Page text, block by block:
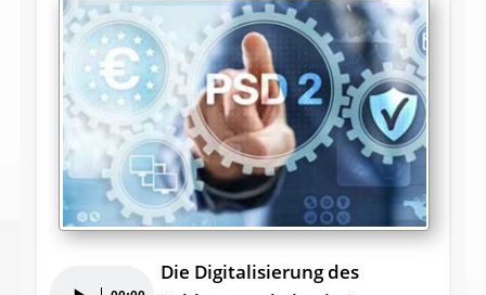
Die Digitalisierung des